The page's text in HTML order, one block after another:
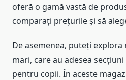
oferă o gamă vastă de
comparați prețurile și să
De asemenea, puteți
mari, care au adesea
pentru copii. În aceste